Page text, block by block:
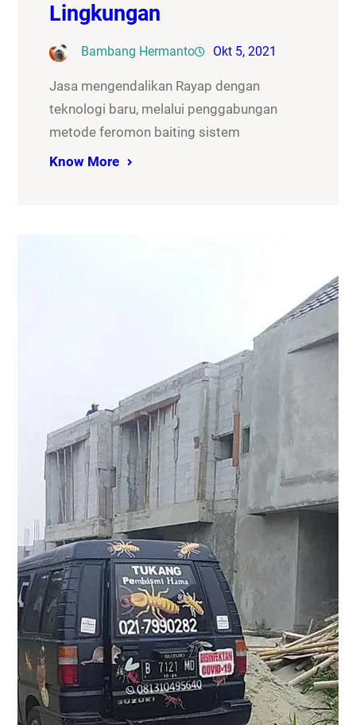
Lingkungan
Bambang Hermanto Okt 5, 2021
Jasa mengendalikan Rayap dengan
teknologi baru, melalui penggabungan
metode feromon baiting sistem
Know More